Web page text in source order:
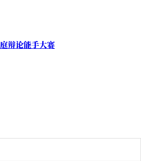
辩论能手大赛